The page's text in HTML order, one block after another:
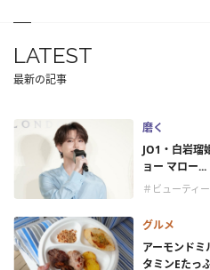
LATEST
最新の記事
磨く
JO1・白岩
ョー マロー...
＃ビューティ
グルメ
アーモンド
タミンEたっ